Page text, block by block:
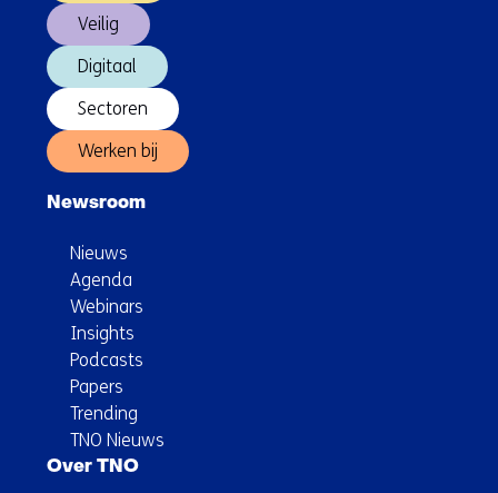
Veilig
Digitaal
Sectoren
Werken bij
Newsroom
Nieuws
Agenda
Webinars
Insights
Podcasts
Papers
Trending
TNO Nieuws
Over TNO